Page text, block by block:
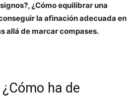
¿Cómo equilibrar una
la afinación adecuada en
allá de marcar compases.
ha de